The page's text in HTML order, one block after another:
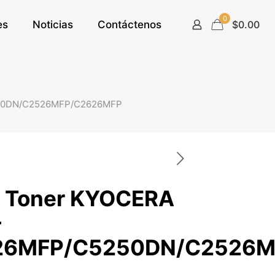
Noticias Contáctenos 0 $0.00
C2526MFP/C2626MFP
KYOCERA
C5250DN/